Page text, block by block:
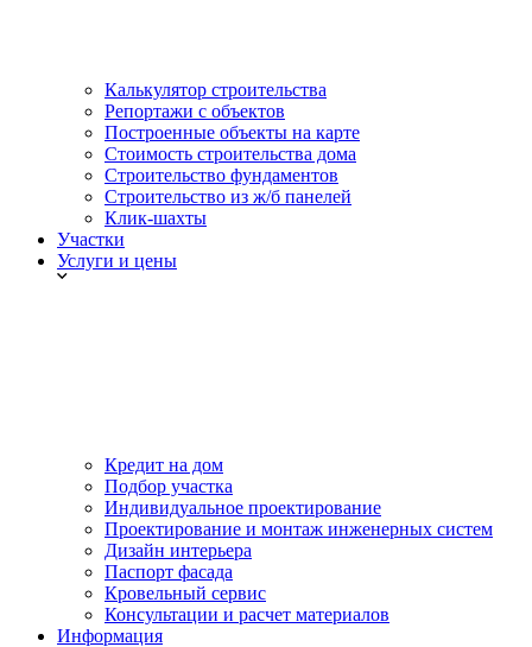
Калькулятор строительства
Репортажи с объектов
Построенные объекты на карте
Стоимость строительства дома
Строительство фундаментов
Строительство из ж/б панелей
Клик-шахты
Участки
Услуги и цены
Кредит на дом
Подбор участка
Индивидуальное проектирование
Проектирование и монтаж инженерных систем
Дизайн интерьера
Паспорт фасада
Кровельный сервис
Консультации и расчет материалов
Информация